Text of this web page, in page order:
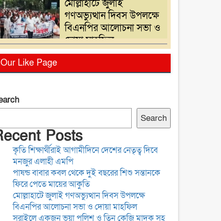
মোল্লাহাটে জুলাই
গণঅভ্যুত্থান দিবস উপলক্ষে
বিএনপির আলোচনা সভা ও
দোয়া মাহফিল
ও তিন কেজি মাদক সহ
দ্রব্যমূল্য বৃদ্ধির প্রতিবাদে
নরসিংদীতে ১১ দলের
স্বারকলিপি প্রদান
সাংবাদিকতা পেশার অস্তিত্ব
রক্ষায় অবিলম্বে গণমাধ্যম
কমিশন গঠন করুন
Our Like Page
Search
Posts
কৃতি শিক্ষার্থীরাই আগামীদিনে দেশের নেতৃত্ব দিবে
মনজুর এলাহী এমপি
পাষন্ড বাবার কবল থেকে দুই বছরের শিশু সন্তানকে
ফিরে পেতে মায়ের আকুতি
মোল্লাহাটে জুলাই গণঅভ্যুত্থান দিবস উপলক্ষে
বিএনপির আলোচনা সভা ও দোয়া মাহফিল
সরাইলে একজন ভুয়া পুলিশ ও তিন কেজি মাদক সহ